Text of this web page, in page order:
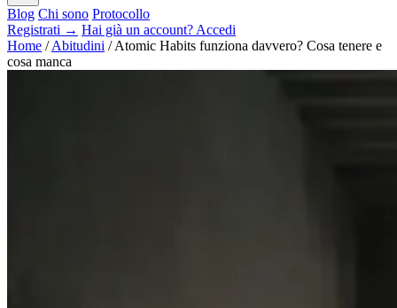
Blog Chi sono Protocollo
Registrati → Hai già un account? Accedi
Home / Abitudini / Atomic Habits funziona davvero? Cosa tenere e
cosa manca